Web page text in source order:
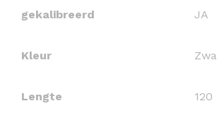
gekalibreerd JA
Kleur
Lengte 120